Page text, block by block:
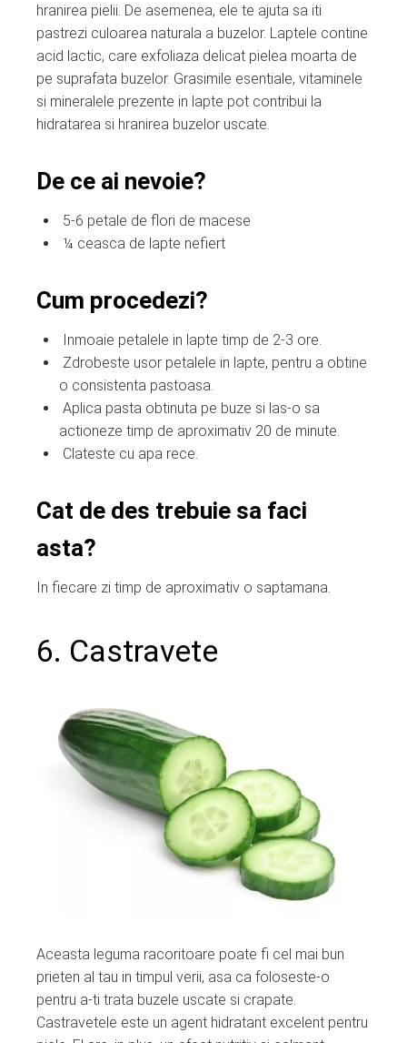
hranirea pielii. De asemenea, ele te ajuta sa iti
pastrezi culoarea naturala a buzelor. Laptele contine
acid lactic, care exfoliaza delicat pielea moarta de
pe suprafata buzelor. Grasimile esentiale, vitaminele
si mineralele prezente in lapte pot contribui la
hidratarea si hranirea buzelor uscate.
De ce ai nevoie?
5-6 petale de flori de macese
¼ ceasca de lapte nefiert
Cum procedezi?
Inmoaie petalele in lapte timp de 2-3 ore.
Zdrobeste usor petalele in lapte, pentru a obtine
o consistenta pastoasa.
Aplica pasta obtinuta pe buze si las-o sa
actioneze timp de aproximativ 20 de minute.
Clateste cu apa rece.
Cat de des trebuie sa faci
asta?
In fiecare zi timp de aproximativ o saptamana.
6. Castravete
Aceasta leguma racoritoare poate fi cel mai bun
prieten al tau in timpul verii, asa ca foloseste-o
pentru a-ti trata buzele uscate si crapate.
Castravetele este un agent hidratant excelent pentru